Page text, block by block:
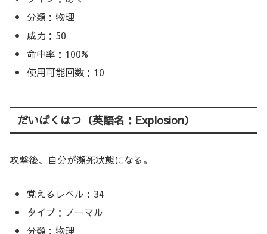
分類：物理
威力：50
命中率：100%
使用可能回数：10
だいばくはつ（英語名：Explosion）
攻撃後、自分が瀕死状態になる。
覚えるレベル：34
タイプ：ノーマル
分類：物理